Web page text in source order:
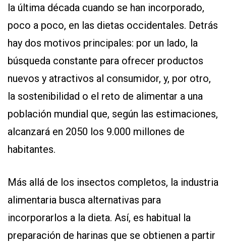
la última década cuando se han incorporado,
poco a poco, en las dietas occidentales. Detrás
hay dos motivos principales: por un lado, la
búsqueda constante para ofrecer productos
nuevos y atractivos al consumidor, y, por otro,
la sostenibilidad o el reto de alimentar a una
población mundial que, según las estimaciones,
alcanzará en 2050 los 9.000 millones de
habitantes.
Más allá de los insectos completos, la industria
alimentaria busca alternativas para
incorporarlos a la dieta. Así, es habitual la
preparación de harinas que se obtienen a partir